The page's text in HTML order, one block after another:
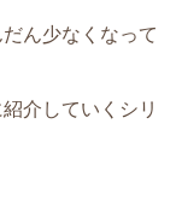
ん少なくなって
介していくシリ